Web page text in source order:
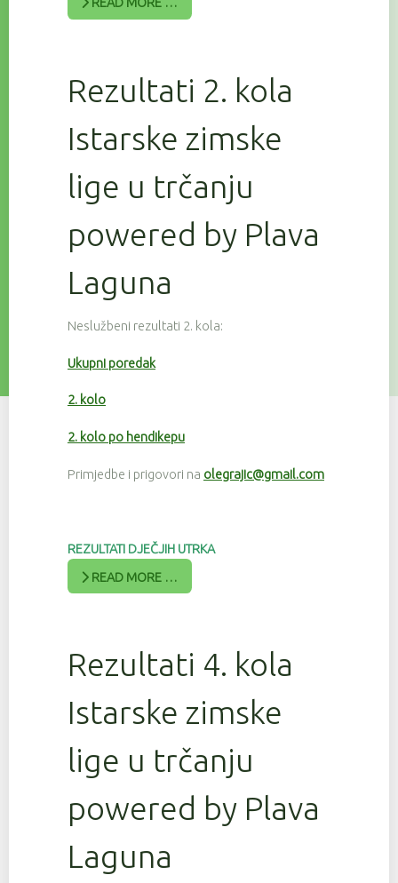
READ MORE …
Rezultati 2. kola
Istarske zimske
lige u trčanju
powered by Plava
Laguna
Neslužbeni rezultati 2. kola:
Ukupni poredak
2. kolo
2. kolo po hendikepu
Primjedbe i prigovori na olegrajic@gmail.com
REZULTATI DJEČJIH UTRKA
READ MORE …
Rezultati 4. kola
Istarske zimske
lige u trčanju
powered by Plava
Laguna